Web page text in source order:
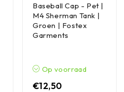
Baseball Cap - Pet |
M4 Sherman Tank |
Groen | Fostex
Garments
Op voorraad
€12,50